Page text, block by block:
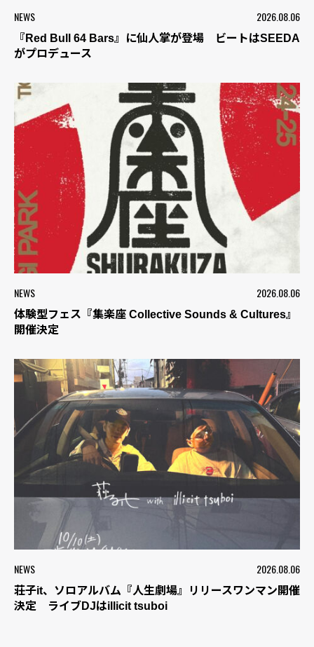
NEWS 2026.08.06
『Red Bull 64 Bars』に仙人掌が登場 ビートはSEEDA
がプロデュース
NEWS 2026.08.06
体験型フェス『集楽座 Collective Sounds & Cultures』
開催決定
NEWS 2026.08.06
荘子it、ソロアルバム『人生劇場』リリースワンマン開催
決定 ライブDJはillicit tsuboi